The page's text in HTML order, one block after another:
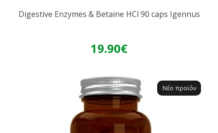
Digestive Enzymes & Betaine HCl 90 caps Igennus
19.90€
Νέο προϊόν